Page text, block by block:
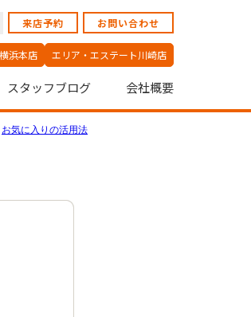
来店予約 お問い合わせ
浜本店 エリア・エステート川崎店
スタッフブログ 会社概要
お気に入りの活用法